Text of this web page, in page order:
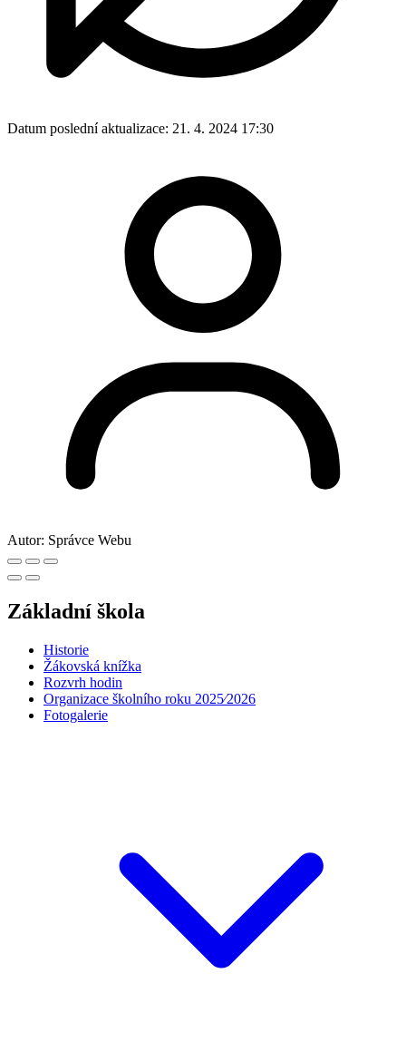
Datum poslední aktualizace: 21. 4. 2024 17:30
Autor: Správce Webu
Základní škola
Historie
Žákovská knížka
Rozvrh hodin
Organizace školního roku 2025⁄2026
Fotogalerie